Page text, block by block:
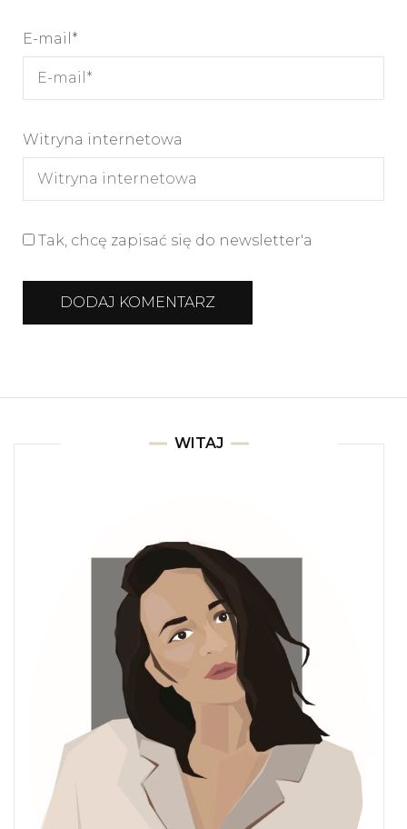
E-mail *
Witryna internetowa
Tak, chcę zapisać się do newsletter'a
WITAJ